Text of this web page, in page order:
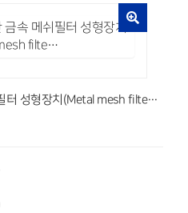
터 성형장치(Metal mesh filte…